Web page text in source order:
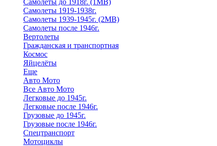
Самолеты до 1918г. (1МВ)
Самолеты 1919-1938г.
Самолеты 1939-1945г. (2МВ)
Самолеты после 1946г.
Вертолеты
Гражданская и транспортная
Космос
Яйцелёты
Еще
Авто Мото
Все Авто Мото
Легковые до 1945г.
Легковые после 1946г.
Грузовые до 1945г.
Грузовые после 1946г.
Спецтранспорт
Мотоциклы